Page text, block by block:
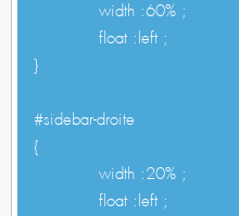
width :60% ;
float :left ;
}
#sidebar-droite
{
width :20% ;
float :left ;